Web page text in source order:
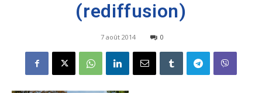
(rediffusion)
7 août 2014 0